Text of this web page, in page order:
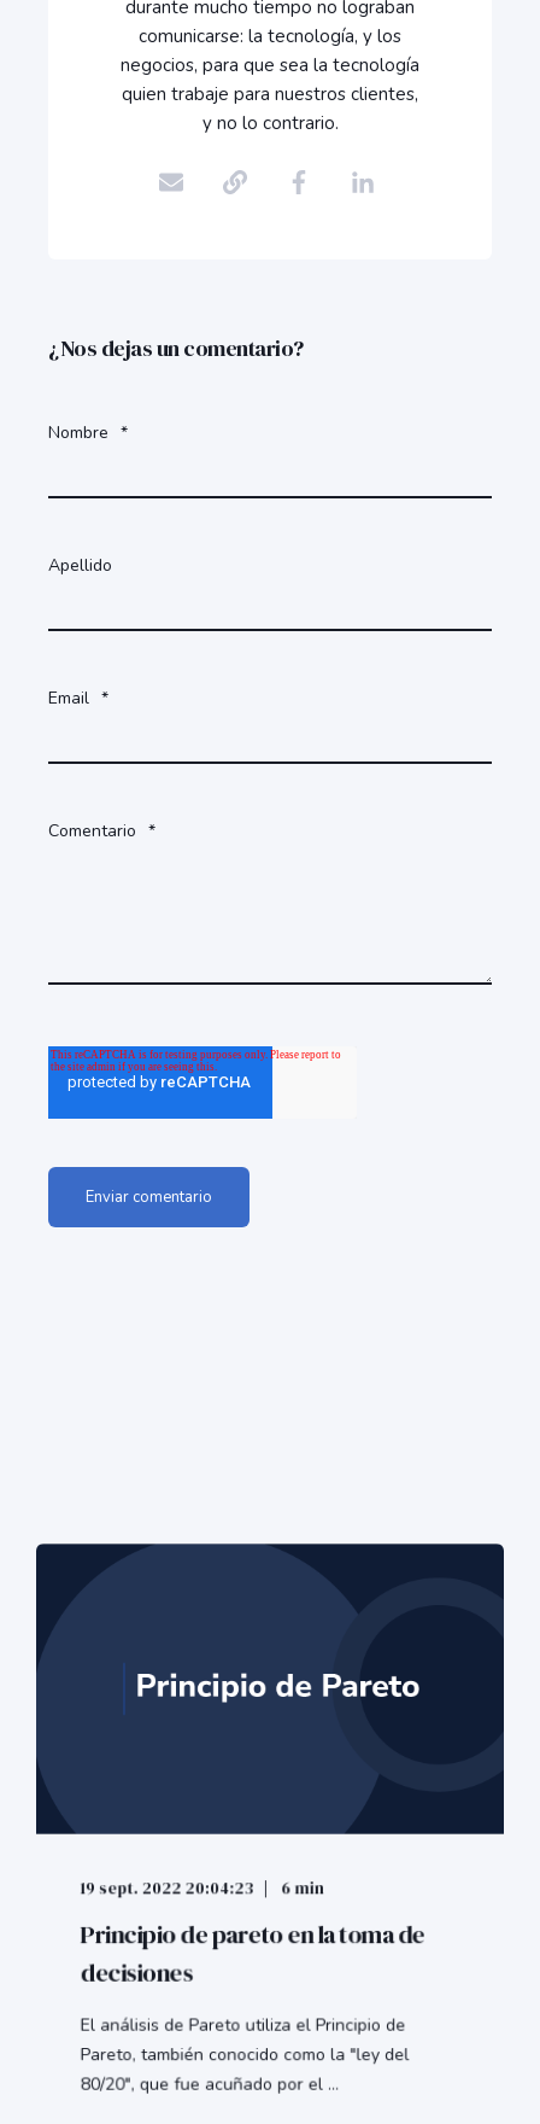
durante mucho tiempo no lograban
comunicarse: la tecnología, y los
negocios, para que sea la tecnología
quien trabaje para nuestros clientes,
y no lo contrario.
¿Nos dejas un comentario?
Nombre *
Apellido
Email *
Comentario *
19 sept. 2022 20:04:23 6 min
Principio de pareto en la toma de
decisiones
El análisis de Pareto utiliza el Principio de
Pareto, también conocido como la "ley del
80/20", que fue acuñado por el ...